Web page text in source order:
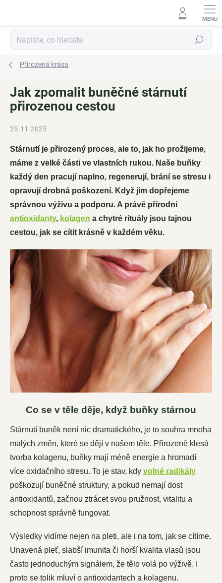
Hledat
Přirozená krása
Jak zpomalit buněčné stárnutí
přirozenou cestou
25.11.2025
Stárnutí je přirozený proces, ale to, jak ho prožijeme,
máme z velké části ve vlastních rukou. Naše buňky
každý den pracují naplno, regenerují, brání se stresu i
opravují drobná poškození. Když jim dopřejeme
správnou výživu a podporu. A právě přírodní
antioxidanty, kolagen a chytré rituály jsou tajnou
cestou, jak se cítit krásně v každém věku.
Co se v těle děje, když buňky stárnou
Stárnutí buněk není nic dramatického, je to souhra mnoha
malých změn, které se dějí v našem těle. Přirozeně klesá
tvorba kolagenu, buňky mají méně energie a hromadí
více oxidačního stresu. To je stav, kdy volné radikály
poškozují buněčné struktury, a pokud nemají dost
antioxidantů, začnou ztrácet svou pružnost, vitalitu a
schopnost správně fungovat.
Výsledky vidíme nejen na pleti, ale i na tom, jak se cítíme.
Unavená pleť, slabší imunita či horší kvalita vlasů jsou
často jednoduchým signálem, že tělo volá po výživě. I
proto se tolik mluví o antioxidantech a kolagenu.